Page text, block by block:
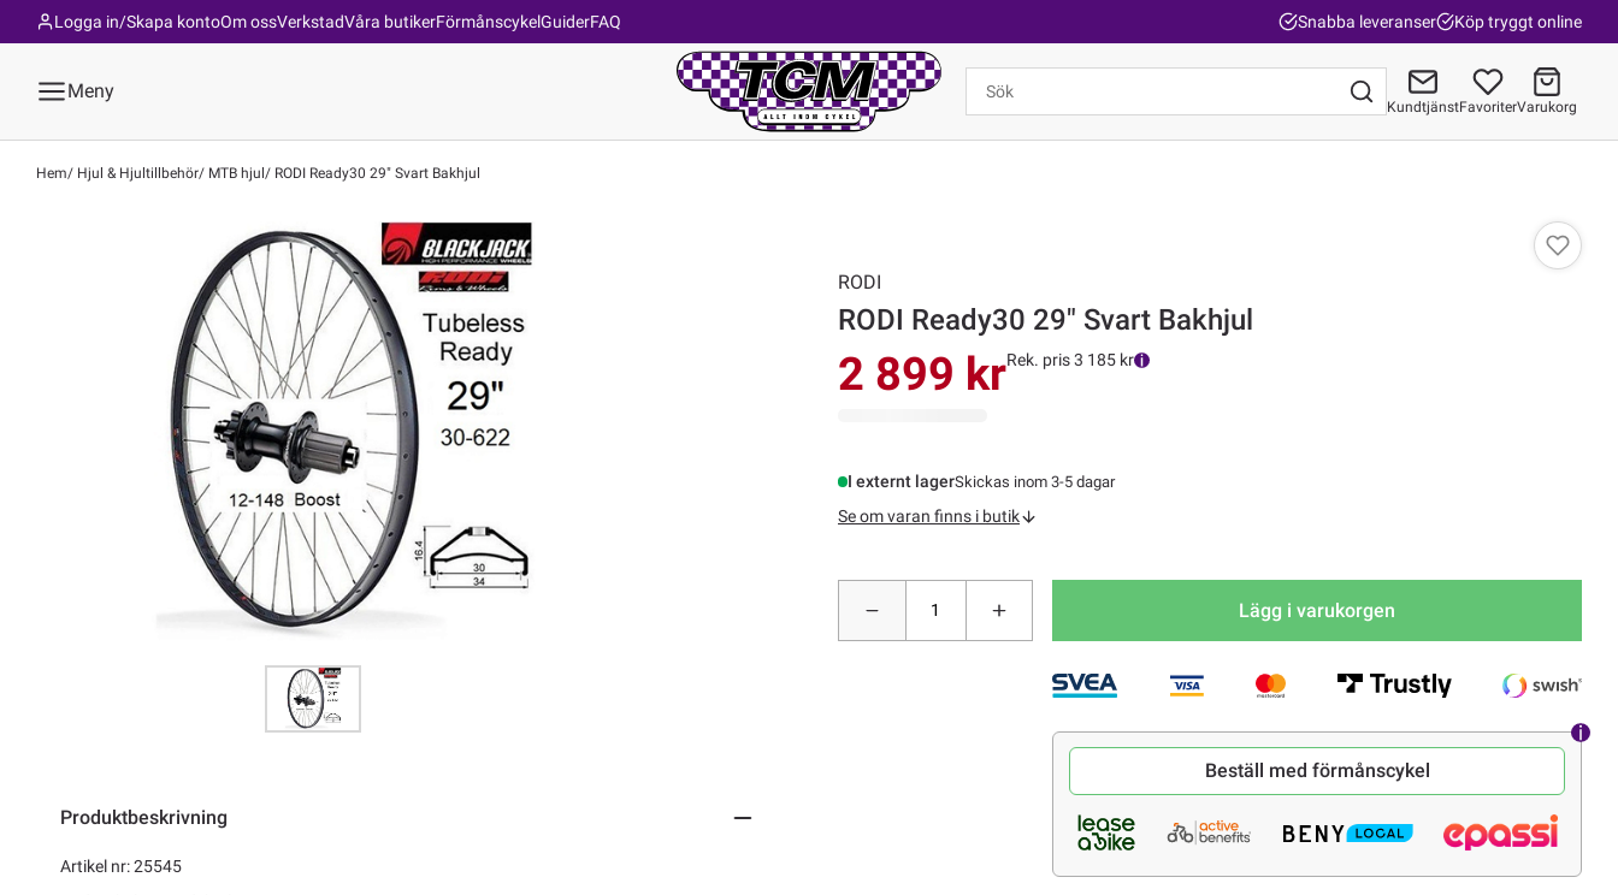
Om ossVerkstadVåra butikerFörmånscykelGuiderFAQ
Logga in/Skapa konto Snabba leveranser Köp tryggt online
Meny
KundtjänstFavoriterVarukorg
Hem Hjul & Hjultillbehör MTB hjul RODI Ready30 29" Svart Bakhjul
Produktbeskrivning
Artikel nr: 25545
RODI
RODI Ready30 29" Svart Bakhjul
2 899 krRek. pris 3 185 kr
I externt lagerSkickas inom 3-5 dagar
Se om varan finns i butik
Lägg i varukorgen
Beställ med förmånscykel